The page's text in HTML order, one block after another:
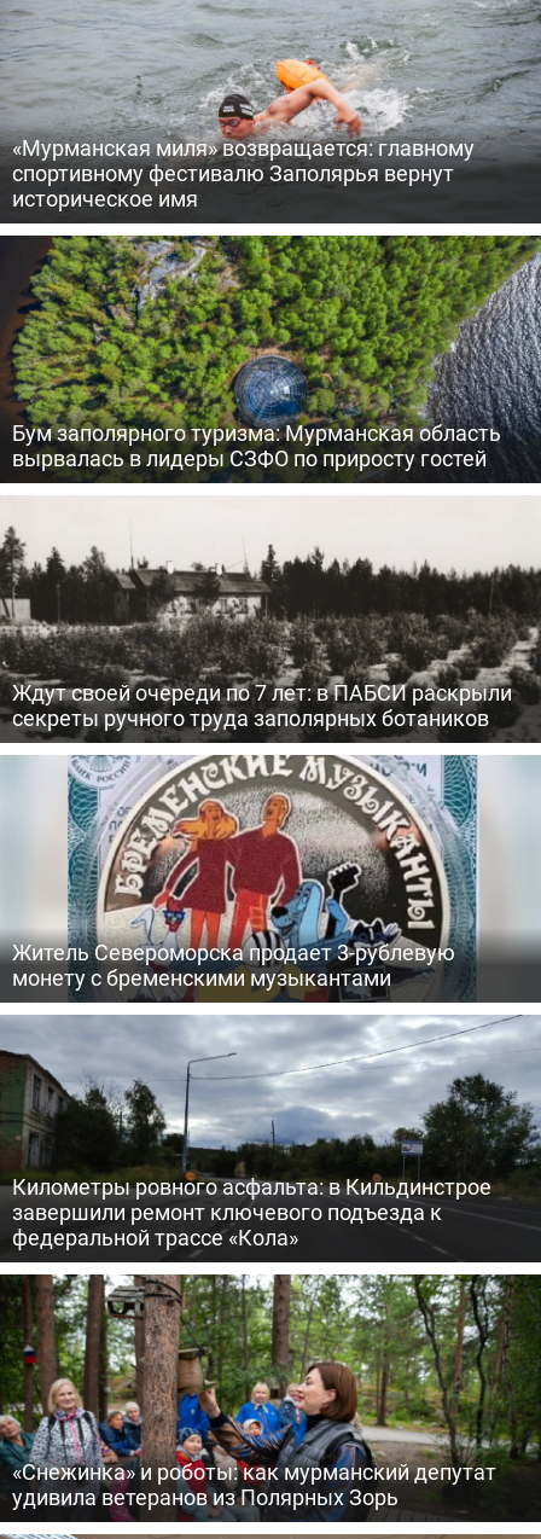
«Мурманская миля» возвращается: главному
спортивному фестивалю Заполярья вернут
историческое имя
Бум заполярного туризма: Мурманская область
вырвалась в лидеры СЗФО по приросту гостей
Ждут своей очереди по 7 лет: в ПАБСИ раскрыли
секреты ручного труда заполярных ботаников
Житель Североморска продает 3-рублевую
монету с бременскими музыкантами
Километры ровного асфальта: в Кильдинстрое
завершили ремонт ключевого подъезда к
федеральной трассе «Кола»
«Снежинка» и роботы: как мурманский депутат
удивила ветеранов из Полярных Зорь